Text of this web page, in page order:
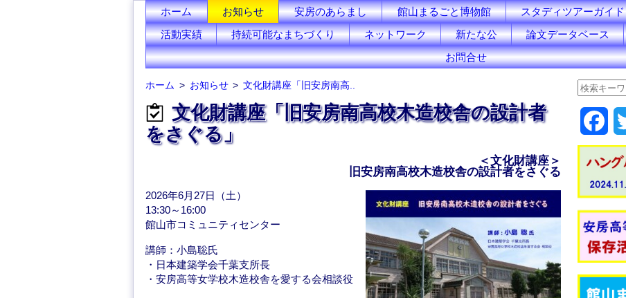
ホーム お知らせ 安房のあらまし 館山まるごと博物館 スタディツアーガイド
活動実績
持続可能なまちづくり ネットワーク 新たな公 論文データベース
お問合せ
ホーム お知らせ 文化財講座「旧安房南高..
文化財講座「旧安房南高校木造校舎の設計者
をさぐる」
＜文化財講座＞
旧安房南高校木造校舎の設計者をさぐる
2026年6月27日（土）
13:30～16:00
館山市コミュニティセンター
講師：小島聡氏
・日本建築学会千葉支所長
・安房高等女学校木造校舎を愛する会相談役
a
b
o
o